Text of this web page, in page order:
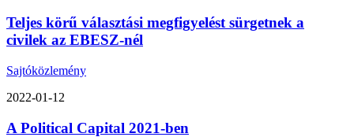
Teljes körű választási megfigyelést sürgetnek a
civilek az EBESZ-nél
Sajtóközlemény
2022-01-12
A Political Capital 2021-ben